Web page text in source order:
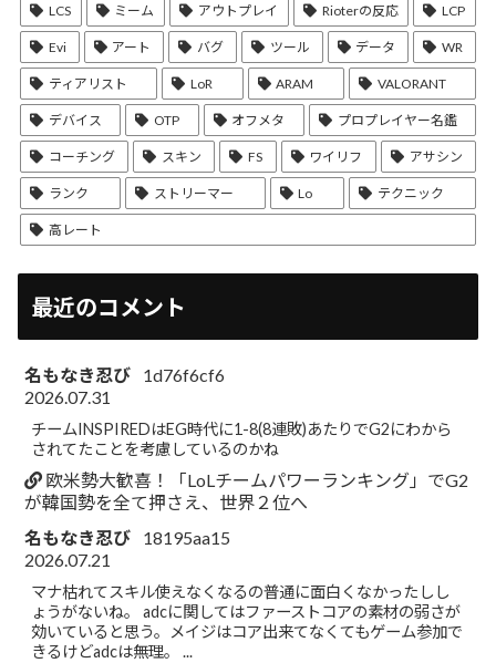
LCS ミーム アウトプレイ Rioterの反応 LCP
Evi アート バグ ツール データ WR
ティアリスト LoR ARAM VALORANT
デバイス OTP オフメタ プロプレイヤー名鑑
コーチング スキン FS ワイリフ アサシン
ランク ストリーマー Lo テクニック
高レート
最近のコメント
名もなき忍び
1d76f6cf6
2026.07.31
チームINSPIREDはEG時代に1-8(8連敗)あたりでG2にわから
されてたことを考慮しているのかね
欧米勢大歓喜！「LoLチームパワーランキング」でG2
が韓国勢を全て押さえ、世界２位へ
名もなき忍び
18195aa15
2026.07.21
マナ枯れてスキル使えなくなるの普通に面白くなかったしし
ょうがないね。 adcに関してはファーストコアの素材の弱さが
効いていると思う。メイジはコア出来てなくてもゲーム参加で
きるけどadcは無理。 ...